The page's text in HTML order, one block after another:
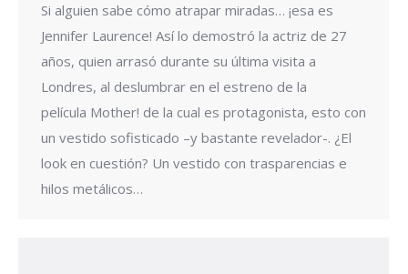
Si alguien sabe cómo atrapar miradas… ¡esa es
Jennifer Laurence! Así lo demostró la actriz de 27
años, quien arrasó durante su última visita a
Londres, al deslumbrar en el estreno de la
película Mother! de la cual es protagonista, esto con
un vestido sofisticado –y bastante revelador-. ¿El
look en cuestión? Un vestido con trasparencias e
hilos metálicos…